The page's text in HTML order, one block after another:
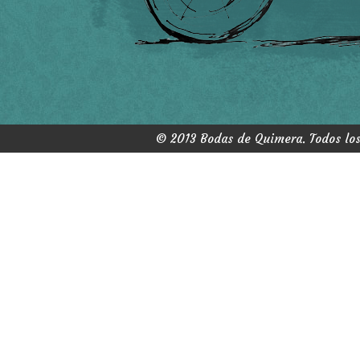
© 2013 Bodas de Quimera. Todos